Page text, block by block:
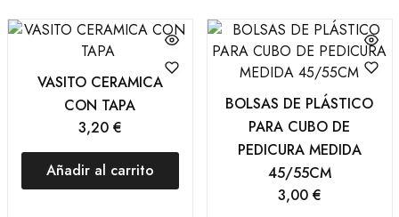
VASITO CERAMICA
CON TAPA
3,20 €
Añadir al carrito
BOLSAS DE PLÁSTICO
PARA CUBO DE
PEDICURA MEDIDA
45/55CM
3,00 €